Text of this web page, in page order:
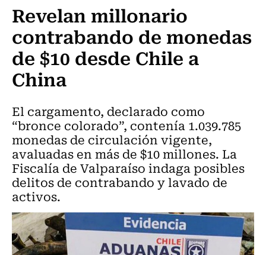
Revelan millonario
contrabando de monedas
de $10 desde Chile a
China
El cargamento, declarado como
“bronce colorado”, contenía 1.039.785
monedas de circulación vigente,
avaluadas en más de $10 millones. La
Fiscalía de Valparaíso indaga posibles
delitos de contrabando y lavado de
activos.